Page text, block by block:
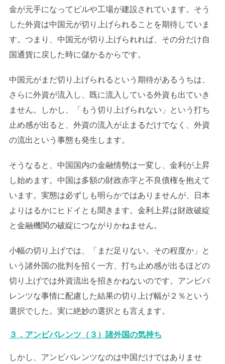
金が元手になってビルや工場が建設されています。そう
した外資は中国元が切り上げられることを期待していま
す。つまり、中国元が切り上げられれば、その分だけ自
国通貨に戻した時に儲かるからです。
中国元がまだ切り上げられるという期待があるうちは、
さらに外資が流入し、既に流入している外資も出ていき
ません。しかし、「もう切り上げられない」という打ち
止め感が出ると、外資の流入が止まるだけでなく、外資
の流出という事態も発生します。
そうなると、中国国内の金融情勢は一変し、金利が上昇
し始めます。中国は多額の財政赤字と不良債権を抱えて
います。実態は必ずしも明らかではありませんが、日本
よりはるかにヒドイとも聞きます。金利上昇は財政破綻
と金融機関の破綻につながりかねません。
小幅の切り上げでは、「まだ足りない。その程度か」と
いう諸外国の批判を招く一方、打ち止め感が出るほどの
切り上げでは外資流出を招きかねないのです。アンビバ
レンツな事情に配慮した結果の切り上げ幅が２％という
選択でした。実に絶妙の選択とも言えます。
３．アンビバレンツ（３）諸外国の気持ち
しかし、アンビバレンツなのは中国だけではありませ